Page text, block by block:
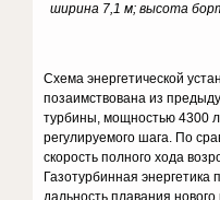
ширина 7,1 м; высота
Схема энергетической
позаимствована из
турбины, мощностью 4300
регулируемого шага. По
скорость полного хода
Газотурбинная
дальность плавания нового